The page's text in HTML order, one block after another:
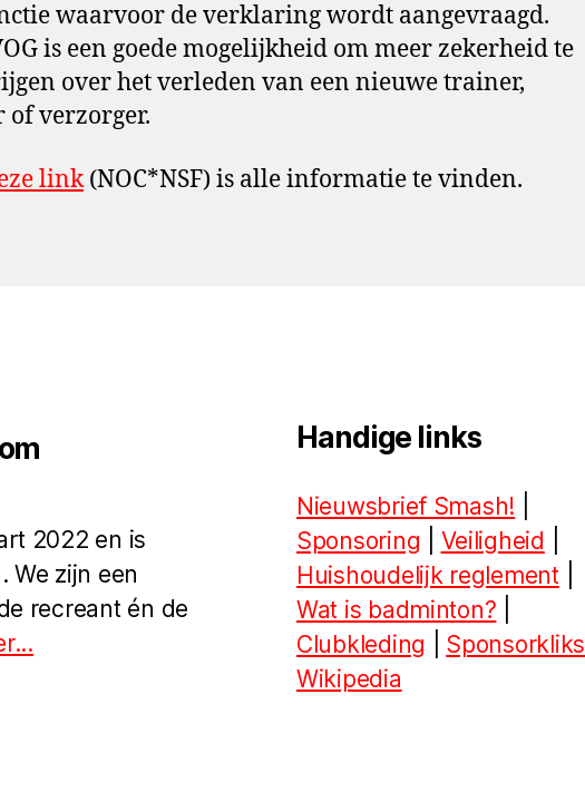
waarvoor de verklaring wordt aangevraagd.
is een goede mogelijkheid om meer zekerheid te
over het verleden van een nieuwe trainer,
of verzorger.
link(NOC*NSF) is alle informatie te vinden.
2022 en is
We zijn een
recreant én de
Handige links
Nieuwsbrief Smash!
Sponsoring
Veiligheid
Huishoudelijk reglement
Wat is badminton?
Clubkleding
Sponsorkliks
Wikipedia